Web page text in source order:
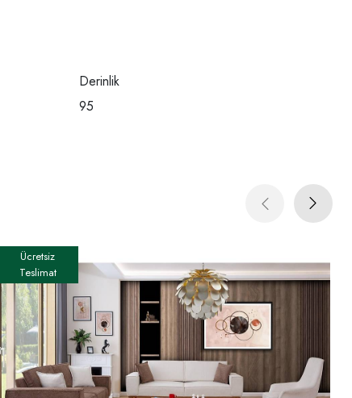
Derinlik
95